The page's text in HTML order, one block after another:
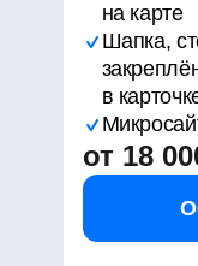
на карте
Шапка,
в
от 18